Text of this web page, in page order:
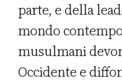
parte, e della
mondo
musulmani
Occidente e